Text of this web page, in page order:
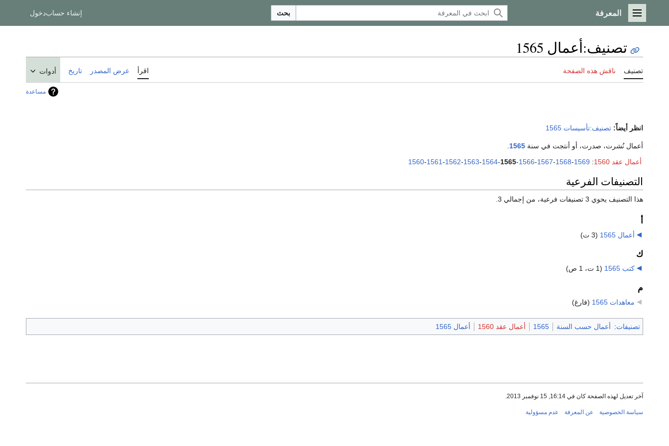
القائمة الرئيسية
المعرفة بحث إنشاء حسابدخول
تصنيف:أعمال 1565
تصنيف ناقش هذه الصفحة اقرأ عرض المصدر تاريخ أدوات
مساعدة
انظر أيضاً: تصنيف:تأسيسات 1565
أعمال نُشرت، صدرت، أو أنتجت في سنة 1565
أعمال عقد 1560
:
1560-1561-1562-1563-1564-1565-1566-1567-1568-1569
التصنيفات الفرعية
هذا التصنيف يحوي 3 تصنيفات فرعية، من إجمالي 3.
أعمال 1565 (3 ت)
ك
كتب 1565 (1 ت، 1 ص)
م
معاهدات 1565 (فارغ)
تصنيفات: أعمال حسب السنة 1565 أعمال عقد 1560 أعمال 1565
آخر تعديل لهذه الصفحة كان في 16:14, 15 نوفمبر 2013.
سياسة الخصوصية عن المعرفة عدم مسؤولية